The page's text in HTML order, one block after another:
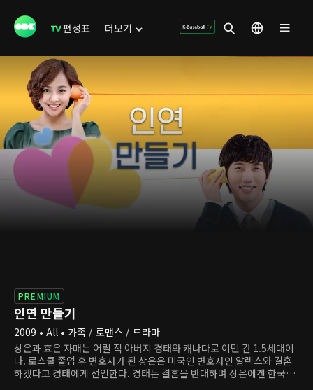
편성표 더보기
PREMIUM
인연 만들기
2009 • All • 가족 / 로맨스 / 드라마
상은과 효은 자매는 어릴 적 아버지 경태와 캐나다로 이민 간 1.5세대이
다. 로스쿨 졸업 후 변호사가 된 상은은 미국인 변호사인 알렉스와 결혼
하겠다고 경태에게 선언한다. 경태는 결혼을 반대하며 상은에겐 한국에